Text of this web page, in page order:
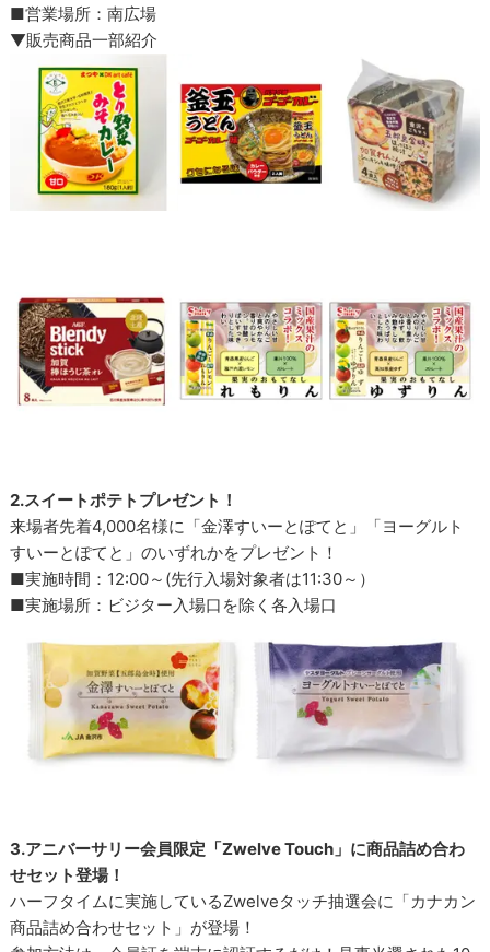
■営業場所：南広場
▼販売商品一部紹介
2.スイートポテトプレゼント！
来場者先着4,000名様に「金澤すいーとぽてと」「ヨーグルト
すいーとぽてと」のいずれかをプレゼント！
■実施時間：12:00～(先行入場対象者は11:30～）
■実施場所：ビジター入場口を除く各入場口
3.アニバーサリー会員限定「Zwelve Touch」に商品詰め合わ
せセット登場！
ハーフタイムに実施しているZwelveタッチ抽選会に「カナカン
商品詰め合わせセット」が登場！